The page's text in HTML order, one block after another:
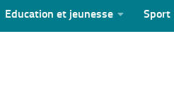
Education et jeunesse Sport